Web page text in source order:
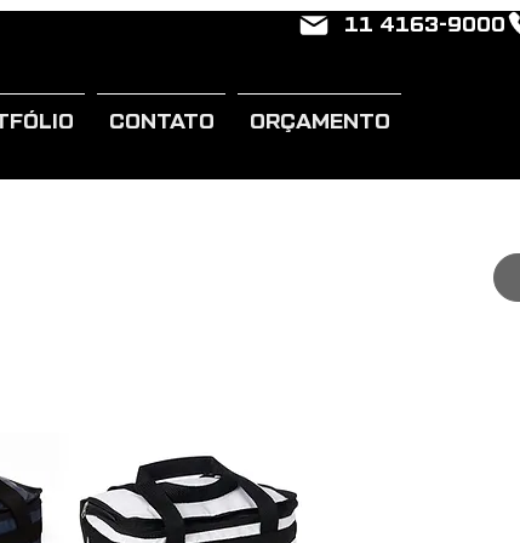
11 4163-9000
CONTATO ORÇAMENTO